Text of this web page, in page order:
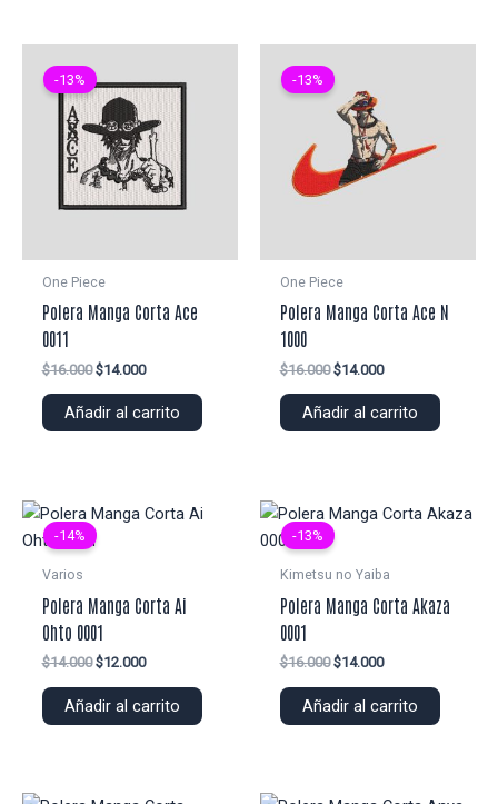
-13%
One Piece
Polera Manga Corta Ace
0011
$16.000 El
original
$14.000El
actual
Añadir al carrito
-13%
One Piece
Polera Manga Corta Ace N
1000
$16.000 El
original
$14.000El
actual
Añadir al carrito
-14%
Varios
Polera Manga Corta Ai
Ohto 0001
$14.000 El
original
$12.000El
actual
Añadir al carrito
-13%
Kimetsu no Yaiba
Polera Manga Corta Akaza
0001
$16.000 El
original
$14.000El
actual
Añadir al carrito